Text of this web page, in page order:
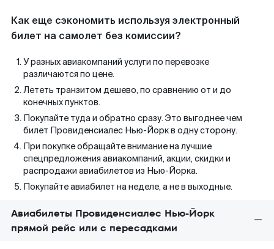
Как еще сэкономить используя электронный
билет на самолет без комиссии?
У разных авиакомпаний услуги по перевозке
различаются по цене.
Лететь транзитом дешево, по сравнению от и до
конечных пунктов.
Покупайте туда и обратно сразу. Это выгоднее чем
билет Провиденсиалес Нью-Йорк в одну сторону.
При покупке обращайте внимание на лучшие
спецпредложения авиакомпаний, акции, скидки и
распродажи авиабилетов из Нью-Йорка.
Покупайте авиабилет на неделе, а не в выходные.
Авиабилеты Провиденсиалес Нью-Йорк
прямой рейс или с пересадками